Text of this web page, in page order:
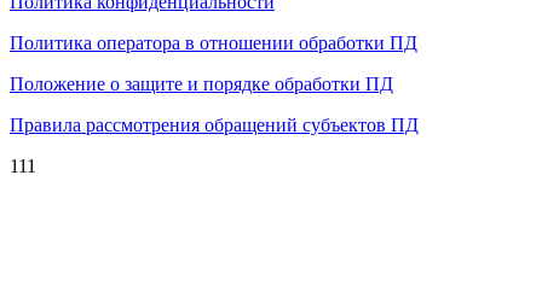
Политика оператора в отношении обработки ПД
Положение о защите и порядке обработки ПД
Правила рассмотрения обращений субъектов ПД
111